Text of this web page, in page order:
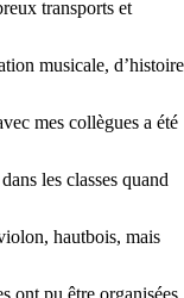
transports et
musicale, d’histoire
mes collègues a été
les classes quand
hautbois, mais
ont pu être organisées